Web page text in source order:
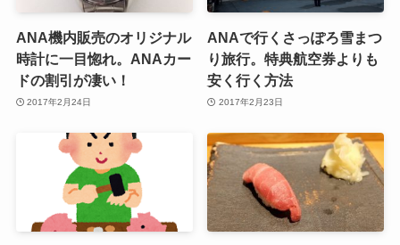
ANA機内販売のオリジナル
時計に一目惚れ。ANAカー
ドの割引が凄い！
2017年2月24日
ANAで行くさっぽろ雪まつ
り旅行。特典航空券よりも
安く行く方法
2017年2月23日